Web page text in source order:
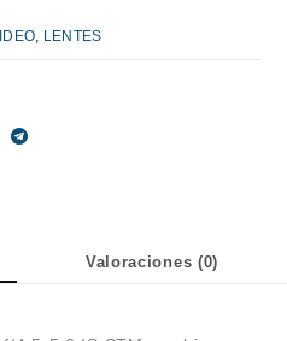
, LENTES
Valoraciones (0)